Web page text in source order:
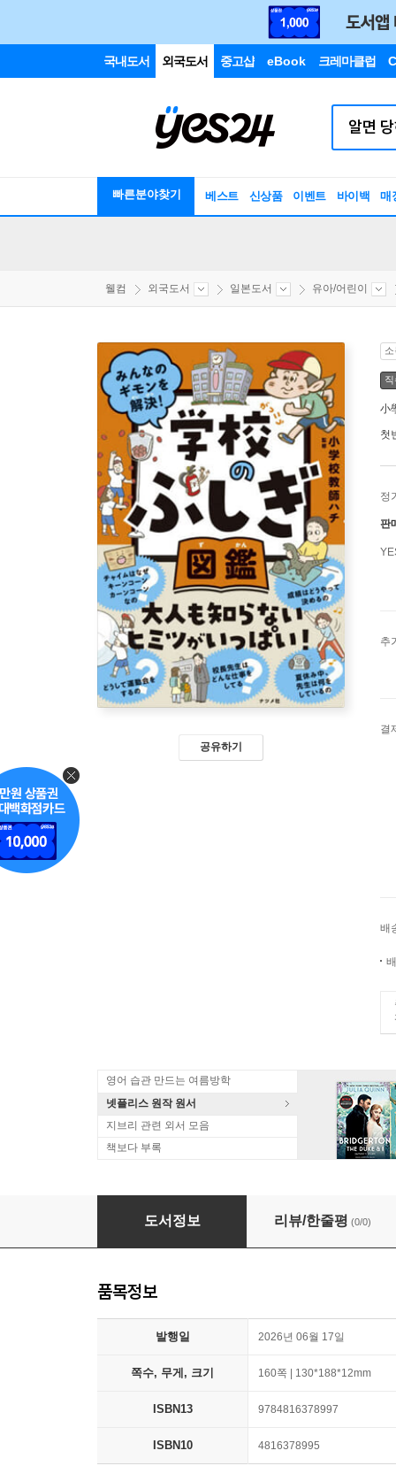
국내도서 외국도서 중고샵 eBook 크레마클럽
빠른분야찾기 베스트 신상품 이벤트 바이백 매
웰컴 외국도서 일본도서 유아/어린이
공유하기
小
첫
정
판
추
결
배
영어 습관 만드는 여름방학
넷플리스 원작 원서
지브리 관련 외서 모음
책보다 부록
みんなのギモンを解決! 學校のふしぎ圖鑑
도서정보 리뷰/한줄평 (0/0)
품목정보
발행일 2026년 06월 17일
쪽수, 무게, 크기 160쪽 | 130*188*12mm
ISBN13 9784816378997
ISBN10 4816378995